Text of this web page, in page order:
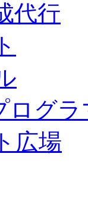
代行
グラ
広場